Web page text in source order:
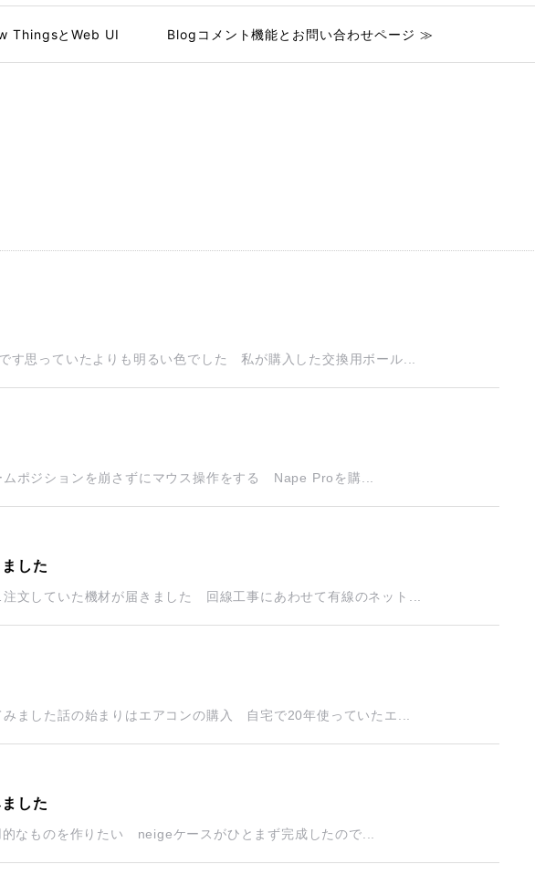
ThingsとWeb UI Blogコメント機能とお問い合わせページ ≫
す思っていたよりも明るい色でした 私が購入した交換用ボール...
ポジションを崩さずにマウス操作をする Nape Proを購...
した
文していた機材が届きました 回線工事にあわせて有線のネット...
ました話の始まりはエアコンの購入 自宅で20年使っていたエ...
ました
なものを作りたい neigeケースがひとまず完成したので...